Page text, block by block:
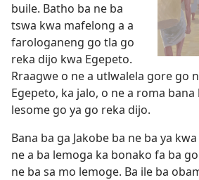
buile. Batho ba ne ba
tswa kwa mafelong a a
farologaneng go tla go
reka dijo kwa Egepeto.
Rraagwe o ne a utlwalela gore go
Egepeto, ka jalo, o ne a roma
lesome go ya go reka dijo.
Bana ba ga Jakobe ba ne ba ya
ne a ba lemoga ka bonako fa ba
ne ba sa mo lemoge. Ba ile ba